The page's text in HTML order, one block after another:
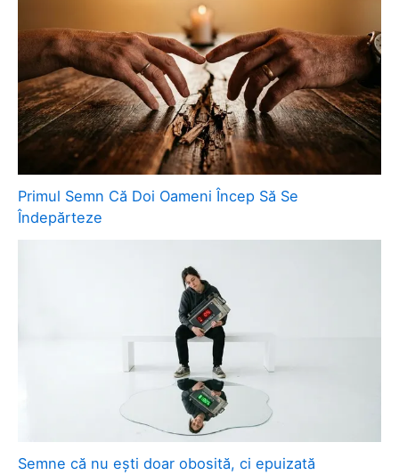
Primul Semn Că Doi Oameni Încep Să Se
Îndepărteze
Semne că nu ești doar obosită, ci epuizată